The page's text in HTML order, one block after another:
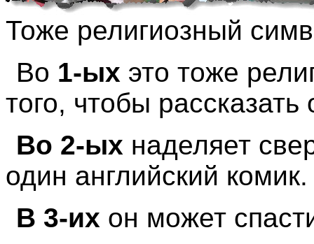
Тоже религиозный
Во 1-ых это тоже
того, чтобы
Во 2-ых наделяет
один английский комик.
В 3-их он может